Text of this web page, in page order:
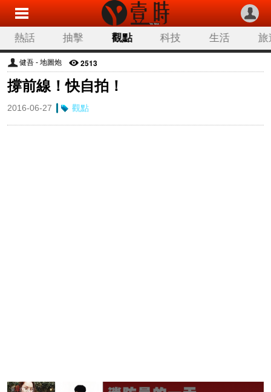
熱話 抽擊 觀點 科技 生活 旅
健吾 - 地圖炮 2513
撐前線！快自拍！
2016-06-27 觀點